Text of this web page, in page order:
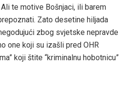
te motive Bošnjaci, ili barem
Zato desetine hiljada
zbog svjetske nepravde
one koji su izašli pred OHR
koji štite “kriminalnu hobotnicu”